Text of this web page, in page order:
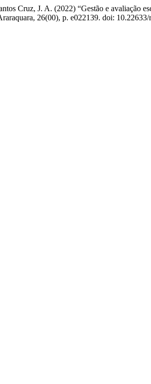
Cruz, J. A. (2022) “Gestão e avaliação
26(00), p. e022139. doi: